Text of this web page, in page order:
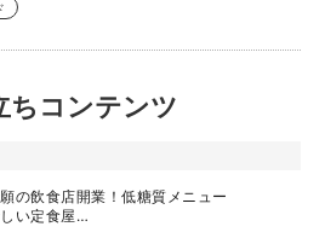
ちコンテンツ
の飲食店開業！低糖質メニュー
い定食屋…